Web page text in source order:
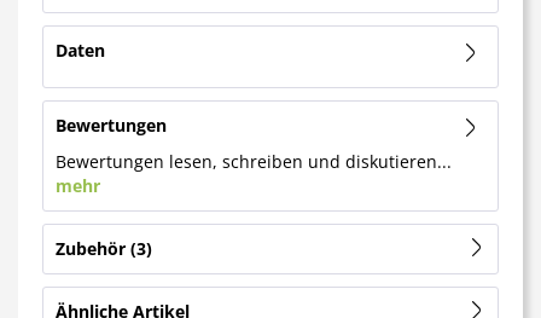
Daten
Bewertungen
Bewertungen lesen, schreiben und diskutieren...
mehr
Zubehör 3
Ähnliche Artikel